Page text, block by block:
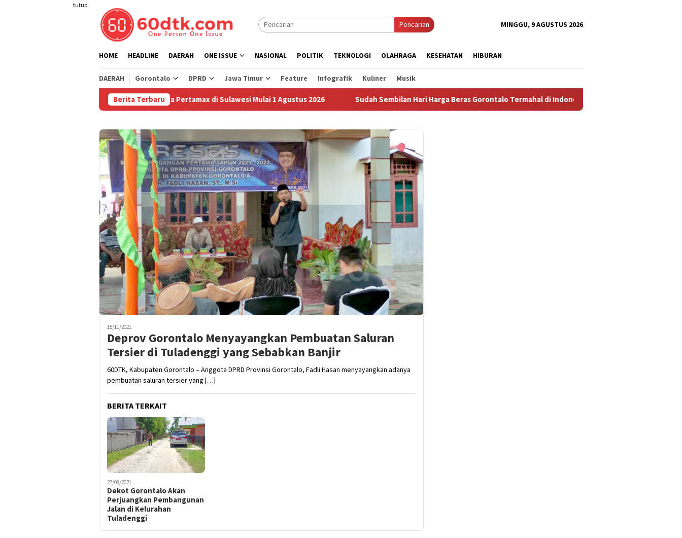
tutup
Pencarian MINGGU, 9 AGUSTUS 2026
HOME HEADLINE DAERAH ONE ISSUE NASIONAL POLITIK TEKNOLOGI OLAHRAGA KESEHATAN HIBURAN
DAERAH Gorontalo DPRD Jawa Timur Feature Infografik Kuliner Musik
Berita Terbaru
Pertamina Turunkan Harga Pertamax di Sulawesi Mulai 1 Agustus 2026 Sudah Sembilan Hari Harga Beras Gorontalo Termahal di Indonesia, Pemprov Tidak Punya Solusi?
15/11/2021
Deprov Gorontalo Menyayangkan Pembuatan Saluran
Tersier di Tuladenggi yang Sebabkan Banjir
60DTK, Kabupaten Gorontalo – Anggota DPRD Provinsi Gorontalo, Fadli Hasan menyayangkan adanya
pembuatan saluran tersier yang […]
BERITA TERKAIT
27/08/2021
Dekot Gorontalo Akan
Perjuangkan Pembangunan
Jalan di Kelurahan
Tuladenggi